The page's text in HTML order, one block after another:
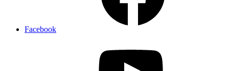
Facebook